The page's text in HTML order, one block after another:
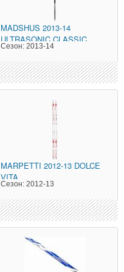
MADSHUS 2013-14
ULTRASONIC CLASSIC
Сезон: 2013-14
MARPETTI 2012-13 DOLCE
VITA
Сезон: 2012-13